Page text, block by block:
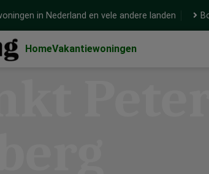
in Nederland en vele andere landen
HomeVakantiewoningen